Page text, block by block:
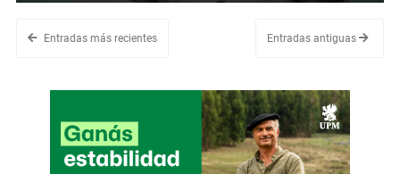
Entradas más recientes Entradas antiguas